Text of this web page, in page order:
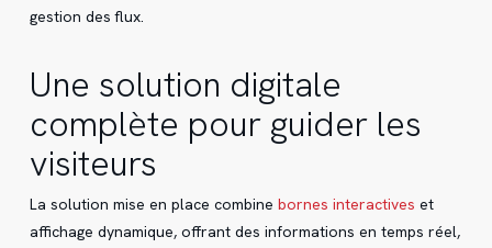
gestion des flux.
Une solution digitale
complète pour guider les
visiteurs
La solution mise en place combine bornes interactives et
affichage dynamique, offrant des informations en temps réel,